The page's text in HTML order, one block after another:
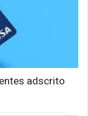
adscrito